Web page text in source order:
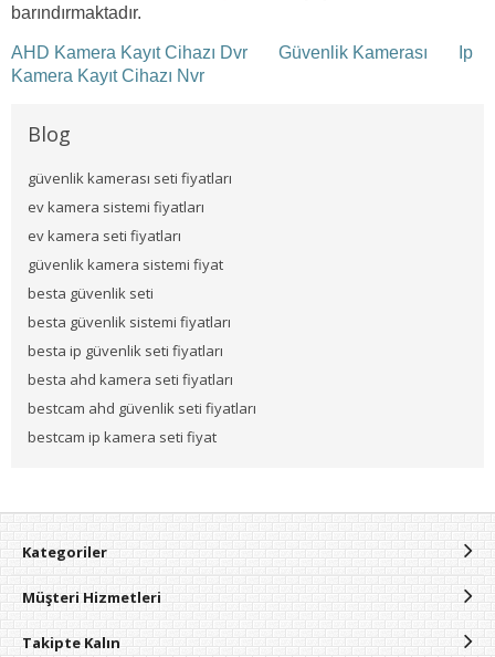
barındırmaktadır.
AHD Kamera Kayıt Cihazı Dvr Güvenlik Kamerası
Ip
Kamera Kayıt Cihazı Nvr
Blog
güvenlik kamerası seti fiyatları
ev kamera sistemi fiyatları
ev kamera seti fiyatları
güvenlik kamera sistemi fiyat
besta güvenlik seti
besta güvenlik sistemi fiyatları
besta ip güvenlik seti fiyatları
besta ahd kamera seti fiyatları
bestcam ahd güvenlik seti fiyatları
bestcam ip kamera seti fiyat
Kategoriler
Müşteri Hizmetleri
Takipte Kalın